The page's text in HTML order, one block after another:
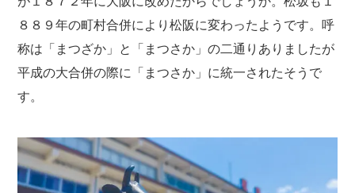
８８９年の町村合併により松阪に変わったようです。呼
称は「まつざか」と「まつさか」の二通りありましたが
平成の大合併の際に「まつさか」に統一されたそうで
す。